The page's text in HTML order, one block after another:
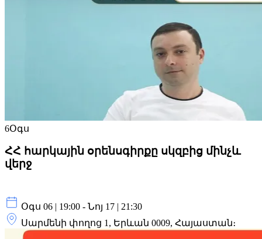
6Օգս
ՀՀ հարկային օրենսգիրքը սկզբից մինչև
վերջ
Օգս 06 | 19:00 - Նոյ 17 | 21:30
Սարմենի փողոց 1, Երևան 0009, Հայաստան։